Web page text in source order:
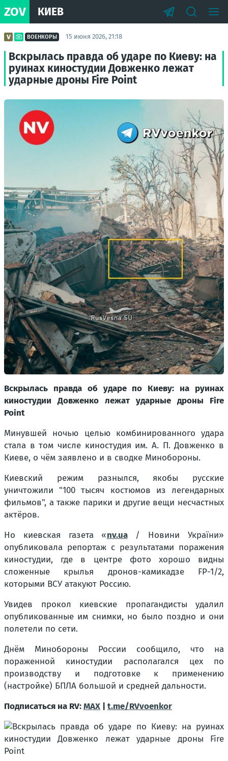
ZOV КИЕВ
ВОЕНКОРЫ 15 июня 2026, 21:18
Вскрылась правда об ударе по Киеву: на
руинах киностудии Довженко лежат
ударные дроны Fire Point
Вскрылась правда об ударе по Киеву: на руинах
киностудии Довженко лежат ударные дроны Fire
Point
Минувшей ночью целью комбинированного удара
стала в том числе киностудия им. А. П. Довженко в
Киеве, о чём заявлено и в сводке Минобороны.
Киевский режим разнылся, якобы русские
уничтожили "100 тысяч костюмов из легендарных
фильмов", а также парики и другие вещи несчастных
актёров.
Но киевская газета «nv.ua/ Новини України»
опубликовала репортаж с результатами поражения
киностудии, где в центре фото хорошо видны
сложенные крылья дронов-камикадзе FP-1/2,
которыми ВСУ атакуют Россию.
Увидев прокол киевские пропагандисты удалил
опубликованные им снимки, но было поздно и они
полетели по сети.
Днём Минобороны России сообщило, что на
пораженной киностудии располагался цех по
производству и подготовке к применению
(настройке) БПЛА большой и средней дальности.
Подписаться на RV:MAX t.me/RVvoenkor